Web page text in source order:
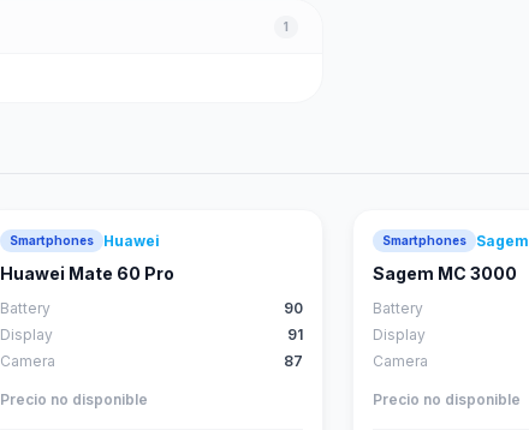
1
Smartphones Huawei
Huawei Mate 60 Pro
Battery
90
Display
91
Camera
87
Precio no disponible
Smartphones Sagem
Sagem MC 3000
Battery
Display
Camera
Precio no disponible